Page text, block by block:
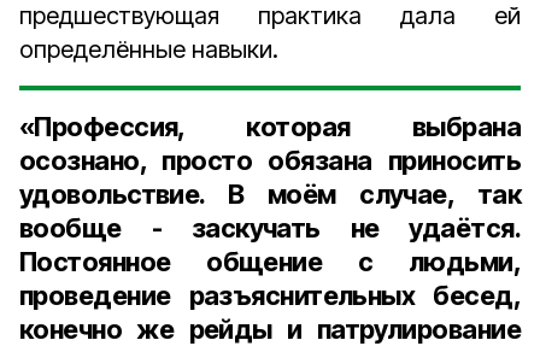
предшествующая практика дала ей
определённые навыки.
«Профессия, которая выбрана
осознано, просто обязана приносить
удовольствие. В моём случае, так
вообще - заскучать не удаётся.
Постоянное общение с людьми,
проведение разъяснительных бесед,
конечно же рейды и патрулирование